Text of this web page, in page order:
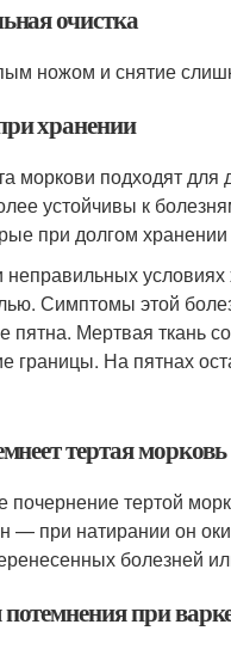
очистка
ножом и снятие
хранении
моркови подходят
устойчивы к
при долгом
условиях
Симптомы этой
пятна. Мертвая ткань
границы. На пятнах
тертая морковь
почернение тертой
— при натирании он
болезней
при